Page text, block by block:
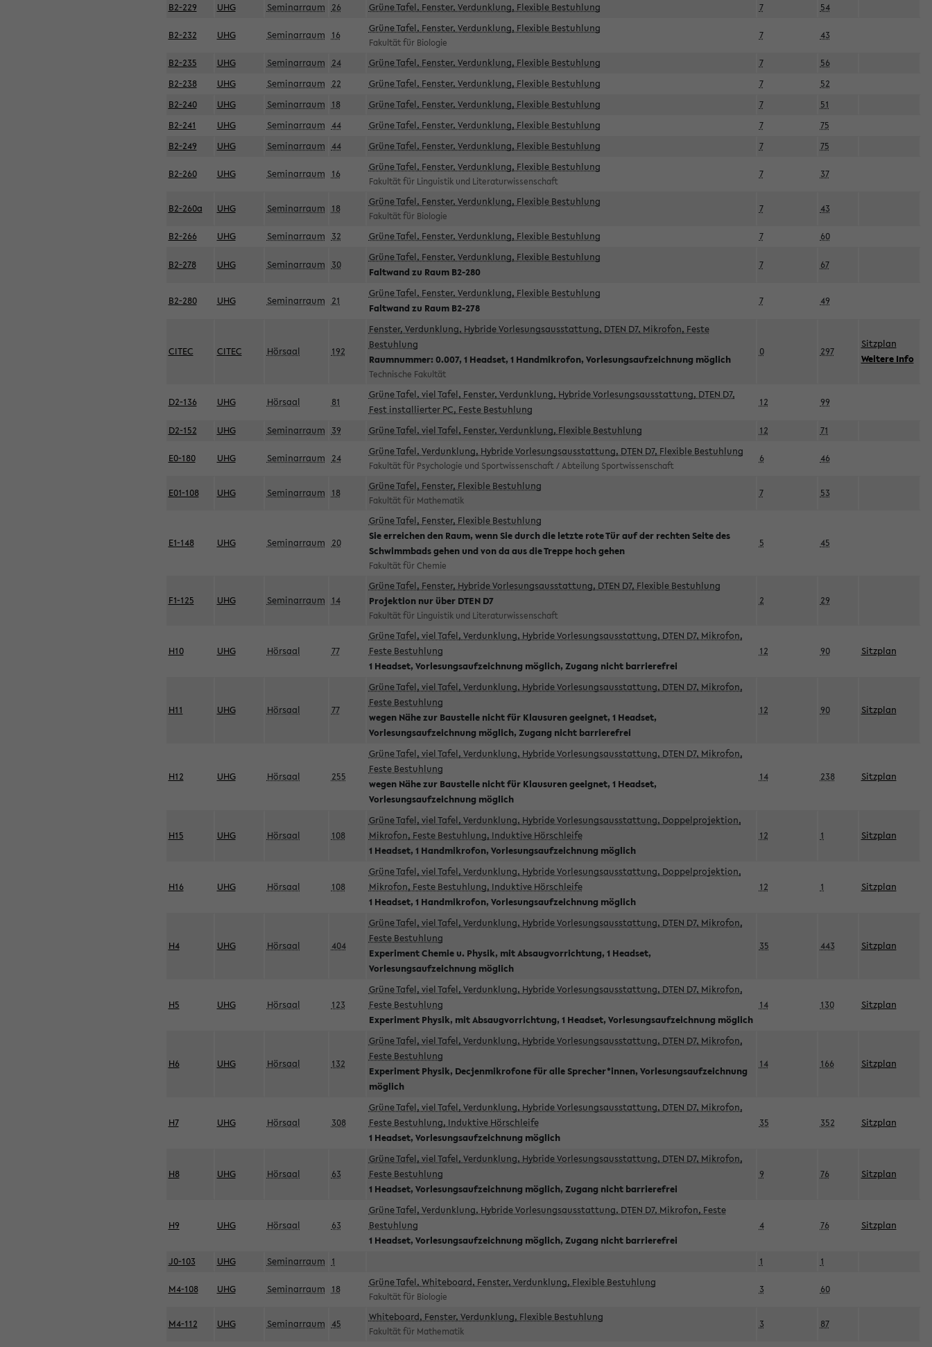
B2-229
UHG Seminarraum 26 Grüne Tafel, Fenster, Verdunklung, Flexible Bestuhlung 7 54
B2-232 UHG Seminarraum 16
Grüne Tafel, Fenster, Verdunklung, Flexible Bestuhlung
Fakultät für Biologie
7 43
B2-235 UHG Seminarraum 24 Grüne Tafel, Fenster, Verdunklung, Flexible Bestuhlung 7
56
B2-238
UHG Seminarraum 22 Grüne Tafel, Fenster, Verdunklung, Flexible Bestuhlung 7
52
B2-240
UHG Seminarraum 18 Grüne Tafel, Fenster, Verdunklung, Flexible Bestuhlung 7
51
B2-241
UHG Seminarraum 44 Grüne Tafel, Fenster, Verdunklung, Flexible Bestuhlung 7
75
B2-249
UHG Seminarraum 44 Grüne Tafel, Fenster, Verdunklung, Flexible Bestuhlung 7 75
B2-260 UHG Seminarraum 16
Grüne Tafel, Fenster, Verdunklung, Flexible Bestuhlung
Fakultät für Linguistik und Literaturwissenschaft
7 37
B2-260a UHG Seminarraum 18
Grüne Tafel, Fenster, Verdunklung, Flexible Bestuhlung
Fakultät für Biologie
7 43
B2-266 UHG Seminarraum 32 Grüne Tafel, Fenster, Verdunklung, Flexible Bestuhlung 7 60
B2-278 UHG Seminarraum 30
Grüne Tafel, Fenster, Verdunklung, Flexible Bestuhlung
Faltwand zu Raum B2-280
7 67
B2-280 UHG Seminarraum 21
Grüne Tafel, Fenster, Verdunklung, Flexible Bestuhlung
Faltwand zu Raum B2-278
7 49
CITEC CITEC Hörsaal 192
Fenster, Verdunklung, Hybride Vorlesungsausstattung, DTEN D7, Mikrofon, Feste
Bestuhlung
Raumnummer: 0.007, 1 Headset, 1 Handmikrofon, Vorlesungsaufzeichnung möglich
Technische Fakultät
0 297
Sitzplan
Weitere Info
D2-136 UHG Hörsaal 81
Grüne Tafel, viel Tafel, Fenster, Verdunklung, Hybride Vorlesungsausstattung, DTEN D7,
Fest installierter PC, Feste Bestuhlung
12 99
D2-152 UHG Seminarraum 39 Grüne Tafel, viel Tafel, Fenster, Verdunklung, Flexible Bestuhlung 12 71
E0-180 UHG Seminarraum 24
Grüne Tafel, Verdunklung, Hybride Vorlesungsausstattung, DTEN D7, Flexible Bestuhlung
Fakultät für Psychologie und Sportwissenschaft / Abteilung Sportwissenschaft
6 46
E01-108 UHG Seminarraum 18
Grüne Tafel, Fenster, Flexible Bestuhlung
Fakultät für Mathematik
7 53
E1-148 UHG Seminarraum 20
Grüne Tafel, Fenster, Flexible Bestuhlung
Sie erreichen den Raum, wenn Sie durch die letzte rote Tür auf der rechten Seite des
Schwimmbads gehen und von da aus die Treppe hoch gehen
Fakultät für Chemie
5 45
F1-125 UHG Seminarraum 14
Grüne Tafel, Fenster, Hybride Vorlesungsausstattung, DTEN D7, Flexible Bestuhlung
Projektion nur über DTEN D7
Fakultät für Linguistik und Literaturwissenschaft
2 29
H10 UHG Hörsaal 77
Grüne Tafel, viel Tafel, Verdunklung, Hybride Vorlesungsausstattung, DTEN D7, Mikrofon,
Feste Bestuhlung
1 Headset, Vorlesungsaufzeichnung möglich, Zugang nicht barrierefrei
12 90 Sitzplan
H11 UHG Hörsaal 77
Grüne Tafel, viel Tafel, Verdunklung, Hybride Vorlesungsausstattung, DTEN D7, Mikrofon,
Feste Bestuhlung
wegen Nähe zur Baustelle nicht für Klausuren geeignet, 1 Headset,
Vorlesungsaufzeichnung möglich, Zugang nicht barrierefrei
12 90 Sitzplan
H12 UHG Hörsaal 255
Grüne Tafel, viel Tafel, Verdunklung, Hybride Vorlesungsausstattung, DTEN D7, Mikrofon,
Feste Bestuhlung
wegen Nähe zur Baustelle nicht für Klausuren geeignet, 1 Headset,
Vorlesungsaufzeichnung möglich
14 238 Sitzplan
H15 UHG Hörsaal 108
Grüne Tafel, viel Tafel, Verdunklung, Hybride Vorlesungsausstattung, Doppelprojektion,
Mikrofon, Feste Bestuhlung, Induktive Hörschleife
1 Headset, 1 Handmikrofon, Vorlesungsaufzeichnung möglich
12 1 Sitzplan
H16 UHG Hörsaal 108
Grüne Tafel, viel Tafel, Verdunklung, Hybride Vorlesungsausstattung, Doppelprojektion,
Mikrofon, Feste Bestuhlung, Induktive Hörschleife
1 Headset, 1 Handmikrofon, Vorlesungsaufzeichnung möglich
12 1 Sitzplan
H4 UHG Hörsaal 404
Grüne Tafel, viel Tafel, Verdunklung, Hybride Vorlesungsausstattung, DTEN D7, Mikrofon,
Feste Bestuhlung
Experiment Chemie u. Physik, mit Absaugvorrichtung, 1 Headset,
Vorlesungsaufzeichnung möglich
35 443 Sitzplan
H5 UHG Hörsaal 123
Grüne Tafel, viel Tafel, Verdunklung, Hybride Vorlesungsausstattung, DTEN D7, Mikrofon,
Feste Bestuhlung
Experiment Physik, mit Absaugvorrichtung, 1 Headset, Vorlesungsaufzeichnung möglich
14 130 Sitzplan
H6 UHG Hörsaal 132
Grüne Tafel, viel Tafel, Verdunklung, Hybride Vorlesungsausstattung, DTEN D7, Mikrofon,
Feste Bestuhlung
Experiment Physik, Decjenmikrofone für alle Sprecher*innen, Vorlesungsaufzeichnung
möglich
14 166 Sitzplan
H7 UHG Hörsaal 308
Grüne Tafel, viel Tafel, Verdunklung, Hybride Vorlesungsausstattung, DTEN D7, Mikrofon,
Feste Bestuhlung, Induktive Hörschleife
1 Headset, Vorlesungsaufzeichnung möglich
35 352 Sitzplan
H8 UHG Hörsaal 63
Grüne Tafel, viel Tafel, Verdunklung, Hybride Vorlesungsausstattung, DTEN D7, Mikrofon,
Feste Bestuhlung
1 Headset, Vorlesungsaufzeichnung möglich, Zugang nicht barrierefrei
9 76 Sitzplan
H9 UHG Hörsaal 63
Grüne Tafel, Verdunklung, Hybride Vorlesungsausstattung, DTEN D7, Mikrofon, Feste
Bestuhlung
1 Headset, Vorlesungsaufzeichnung möglich, Zugang nicht barrierefrei
4 76 Sitzplan
J0-103 UHG Seminarraum 1 1 1
M4-108 UHG Seminarraum 18
Grüne Tafel, Whiteboard, Fenster, Verdunklung, Flexible Bestuhlung
Fakultät für Biologie
3 60
M4-112 UHG Seminarraum 45
Whiteboard, Fenster, Verdunklung, Flexible Bestuhlung
Fakultät für Mathematik
3 87